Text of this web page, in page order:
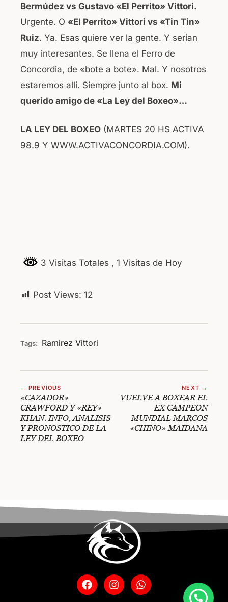
Bermúdez vs Gustavo «El Perrito» Vittori.
Urgente. O «El Perrito» Vittori vs «Tin Tin»
Ruiz. Ya. Esas quiere ver la gente. Y serían
muy interesantes. Se llena el Ferro de
Concordia, de «bote a bote». Mal. Y nosotros
estaremos allí. Siempre junto al box. Mi
querido amigo de «La Ley del Boxeo»…
LA LEY DEL BOXEO (MARTES 20 HS ACTIVA
98.9 Y WWW.ACTIVACONCORDIA.COM).
3 Visitas Totales , 1 Visitas de Hoy
Post Views: 12
Tags: Ramirez Vittori
← PREVIOUS
«CAZADOR»
CRAWFORD Y «REY»
KHAN. INFO, ANALISIS
Y PRONOSTICO DE LA
LEY DEL BOXEO
NEXT →
VUELVE A BOXEAR EL
EX CAMPEON
MUNDIAL MARCOS
«CHINO» MAIDANA